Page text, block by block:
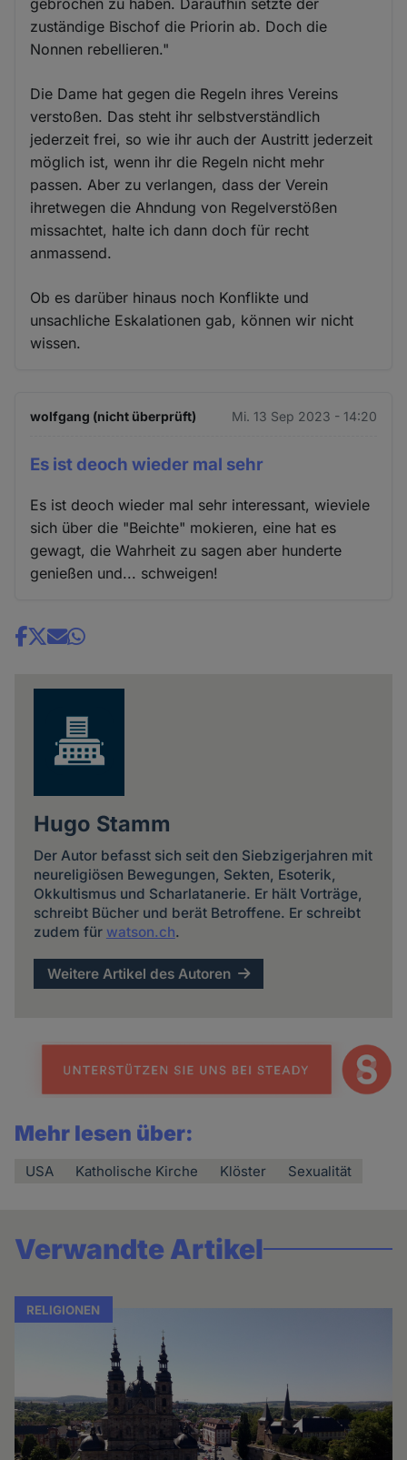
zuständige Bischof die Priorin ab. Doch die
Nonnen rebellieren."
Die Dame hat gegen die Regeln ihres Vereins
verstoßen. Das steht ihr selbstverständlich
jederzeit frei, so wie ihr auch der Austritt jederzeit
möglich ist, wenn ihr die Regeln nicht mehr
passen. Aber zu verlangen, dass der Verein
ihretwegen die Ahndung von Regelverstößen
missachtet, halte ich dann doch für recht
anmassend.
Ob es darüber hinaus noch Konflikte und
unsachliche Eskalationen gab, können wir nicht
wissen.
wolfgang (nicht überprüft) Mi. 13 Sep 2023 - 14:20
Es ist deoch wieder mal sehr
Es ist deoch wieder mal sehr interessant, wieviele
sich über die "Beichte" mokieren, eine hat es
gewagt, die Wahrheit zu sagen aber hunderte
genießen und... schweigen!
Share
Hugo Stamm
Der Autor befasst sich seit den Siebzigerjahren mit
neureligiösen Bewegungen, Sekten, Esoterik,
Okkultismus und Scharlatanerie. Er hält Vorträge,
schreibt Bücher und berät Betroffene. Er schreibt
zudem für watson.ch.
Weitere Artikel des Autoren
Mehr lesen über:
USA Katholische Kirche Klöster Sexualität
Verwandte Artikel
RELIGIONEN